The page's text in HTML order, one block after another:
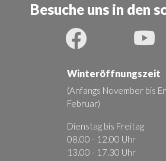
Besuche uns in den
Winteröffnungszeit
(Anfangs November bis
Februar)
Dienstag bis Freitag
08.00 - 12.00 Uhr
13.00 - 17.30 Uhr